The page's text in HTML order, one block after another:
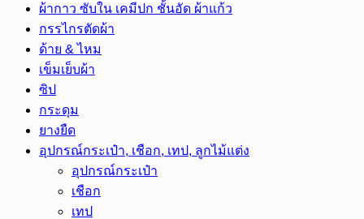
ผ้ากาว ซับใน เคมีปก ชั้นอัด ผ้าแก้ว
กรรไกรตัดผ้า
ด้าย & ไหม
เข็มเย็บผ้า
ซิป
กระดุม
ยางยืด
อุปกรณ์กระเป๋า, เชือก, เทป, ลูกไม้แต่ง
อุปกรณ์กระเป๋า
เชือก
เทป